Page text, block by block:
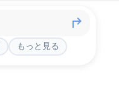
もっと見る